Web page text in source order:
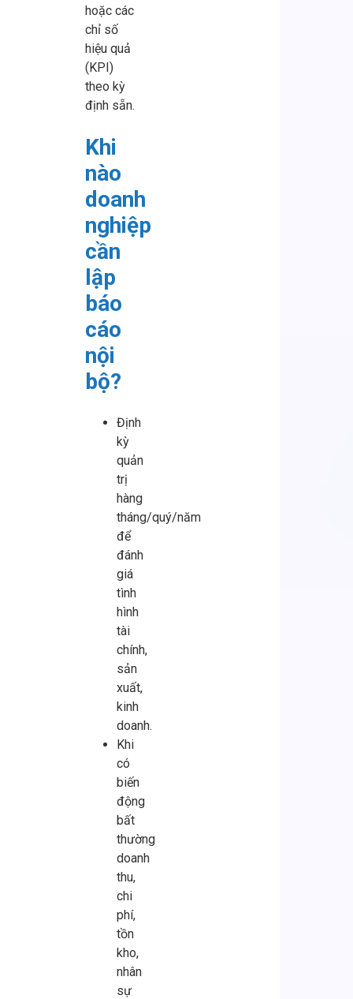
hoặc các
chỉ số
hiệu quả
(KPI)
theo kỳ
định sẵn.
Khi
nào
doanh
nghiệp
cần
lập
báo
cáo
nội
bộ?
Định
kỳ
quản
trị
hàng
tháng/quý/năm
để
đánh
giá
tình
hình
tài
chính,
sản
xuất,
kinh
doanh.
Khi
có
biến
động
bất
thường
doanh
thu,
chi
phí,
tồn
kho,
nhân
sự